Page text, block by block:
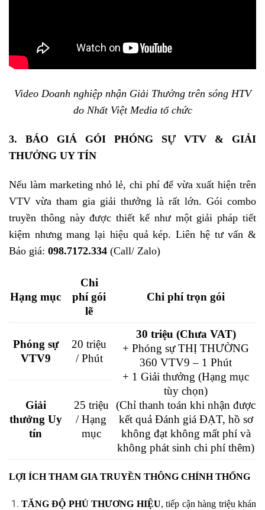
Video Doanh nghiệp nhận Giải Thưởng trên sóng HTV
do Nhất Việt Media tổ chức
3. BÁO GIÁ GÓI PHÓNG SỰ VTV & GIẢI
THƯỞNG UY TÍN
Nếu làm marketing nhỏ lẻ, chi phí để vừa xuất hiện trên
VTV vừa tham gia giải thưởng là rất lớn. Gói combo
truyền thông này được thiết kế như một giải pháp tiết
kiệm nhưng mang lại hiệu quả kép. Liên hệ tư vấn &
Báo giá: 098.7172.334 (Call/ Zalo)
Hạng mục
Chi
phí gói
lẽ
Chi phí trọn gói
Phóng sự
VTV9
20 triệu
/ Phút
30 triệu (Chưa VAT)
+ Phóng sự THỊ THƯỜNG
360 VTV9 – 1 Phút
+ 1 Giải thưởng (Hạng mục
tùy chọn)
(Chỉ thanh toán khi nhận được
kết quả Đánh giá ĐẠT, hồ sơ
không đạt không mất phí và
không phát sinh chi phí thêm)
Giải
thưởng Uy
tín
25 triệu
/ Hạng
mục
LỢI ÍCH THAM GIA TRUYỀN THÔNG CHÍNH THỐNG
TĂNG ĐỘ PHỦ THƯƠNG HIỆU, tiếp cận hàng triệu khán